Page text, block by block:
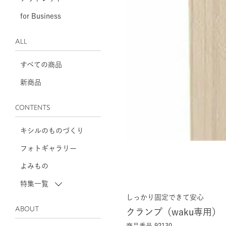
for Business
ALL
すべての商品
新商品
CONTENTS
キシルのものづくり
フォトギャラリー
よみもの
特集一覧
ABOUT
しっかり固定できて安心
クランプ（waku専用）